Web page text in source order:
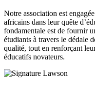
Notre association est
africains dans leur quête
fondamentale est de fournir
étudiants à travers le dédale
qualité, tout en renforçant
éducatifs novateurs.